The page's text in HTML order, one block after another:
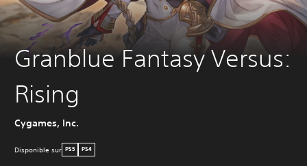
Granblue Fantasy Versus:
Rising
Cygames, Inc.
Disponible sur PS5 PS4